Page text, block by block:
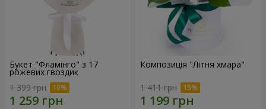
Букет "Фламінго" з 17
рожевих гвоздик
1 399 грн
Композиція "Літня хмара"
1 411 грн